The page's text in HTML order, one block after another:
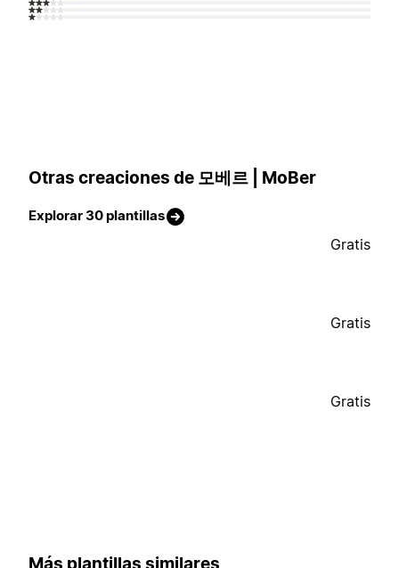
Otras creaciones de 모베르 | MoBer
Explorar 30 plantillas
Gratis
Gratis
Gratis